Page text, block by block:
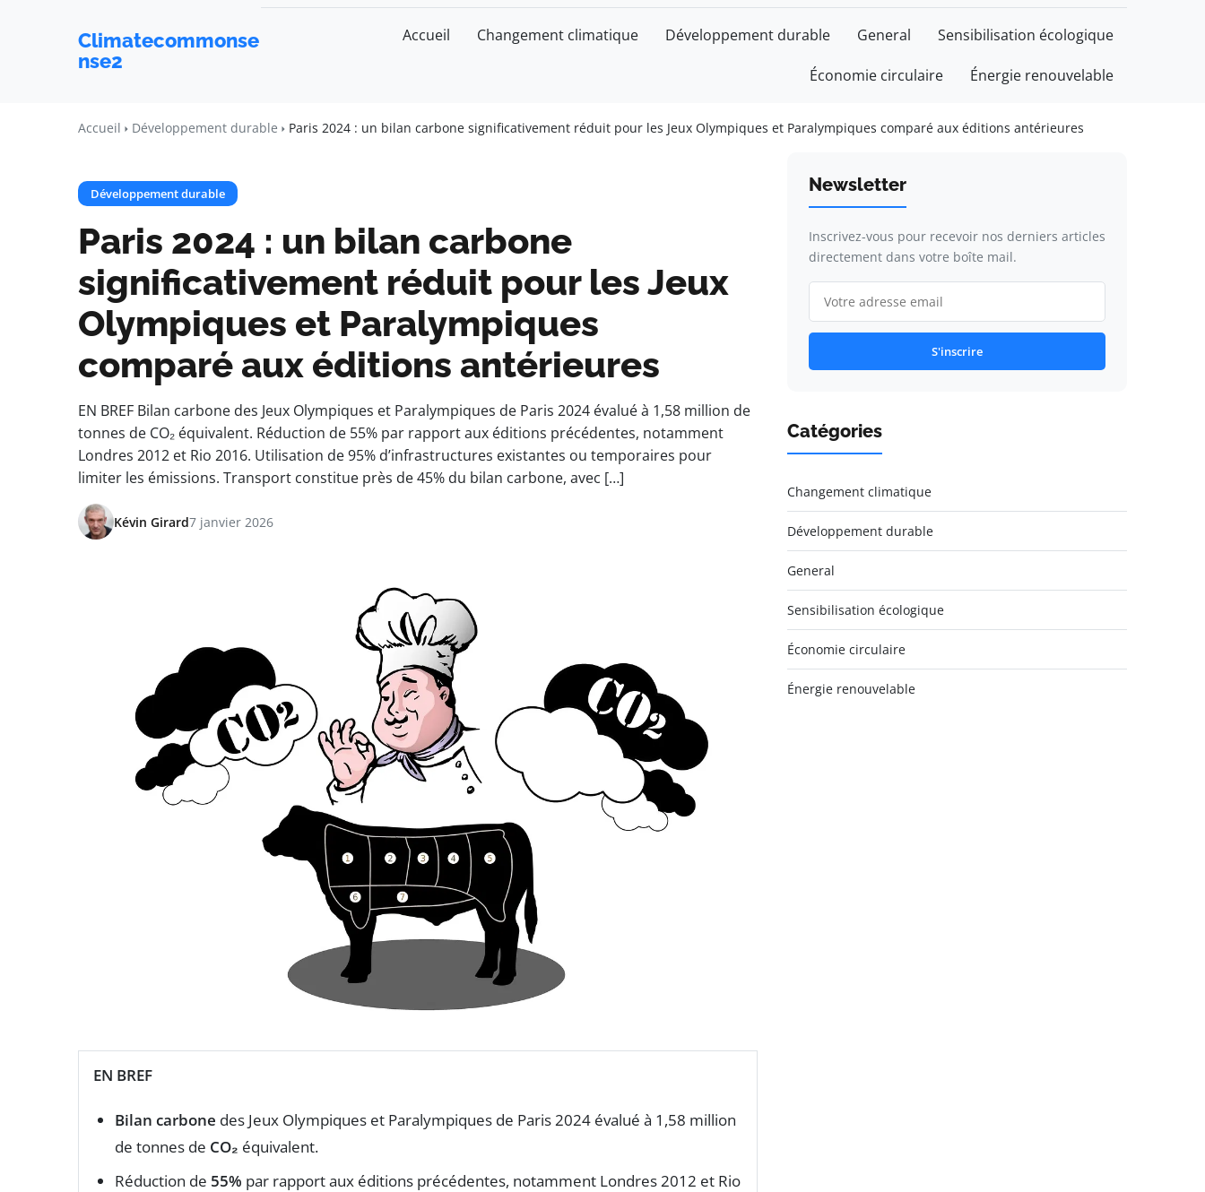
Climatecommonse
nse2
Accueil Changement climatique Développement durable General Sensibilisation écologique
Économie circulaire Énergie renouvelable
Accueil Développement durable Paris 2024 : un bilan carbone significativement réduit pour les Jeux Olympiques et Paralympiques comparé aux éditions antérieures
Développement durable
Paris 2024 : un bilan carbone
significativement réduit pour les Jeux
Olympiques et Paralympiques
comparé aux éditions antérieures
EN BREF Bilan carbone des Jeux Olympiques et Paralympiques de Paris 2024 évalué à 1,58 million de
tonnes de CO₂ équivalent. Réduction de 55% par rapport aux éditions précédentes, notamment
Londres 2012 et Rio 2016. Utilisation de 95% d’infrastructures existantes ou temporaires pour
limiter les émissions. Transport constitue près de 45% du bilan carbone, avec […]
Kévin Girard7 janvier 2026
EN BREF
Bilan carbone des Jeux Olympiques et Paralympiques de Paris 2024 évalué à 1,58 million
de tonnes de CO₂ équivalent.
Réduction de 55% par rapport aux éditions précédentes, notamment Londres 2012 et Rio
Newsletter
Inscrivez-vous pour recevoir nos derniers articles
directement dans votre boîte mail.
S'inscrire
Catégories
Changement climatique
Développement durable
General
Sensibilisation écologique
Économie circulaire
Énergie renouvelable